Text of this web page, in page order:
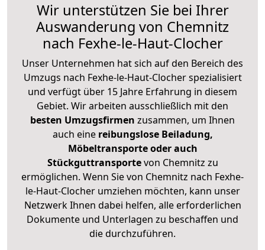
Wir unterstützen Sie bei Ihrer
Auswanderung von Chemnitz
nach Fexhe-le-Haut-Clocher
Unser Unternehmen hat sich auf den Bereich des
Umzugs nach Fexhe-le-Haut-Clocher spezialisiert
und verfügt über 15 Jahre Erfahrung in diesem
Gebiet. Wir arbeiten ausschließlich mit den
besten Umzugsfirmen zusammen, um Ihnen
auch eine reibungslose Beiladung,
Möbeltransporte oder auch
Stückguttransportevon Chemnitz zu
ermöglichen. Wenn Sie von Chemnitz nach Fexhe-
le-Haut-Clocher umziehen möchten, kann unser
Netzwerk Ihnen dabei helfen, alle erforderlichen
Dokumente und Unterlagen zu beschaffen und
die durchzuführen.